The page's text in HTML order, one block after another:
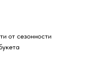
от сезонности